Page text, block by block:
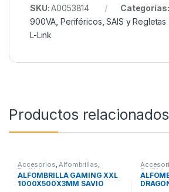
SKU:A0053814
900VA ,Periféricos ,SAIS y Regletas
L-Link
Productos relacionados
Accesorios,Alfombrillas,
Periféricos
ALFOMBRILLA GAMING XXL
1000X500X3MM SAVIO